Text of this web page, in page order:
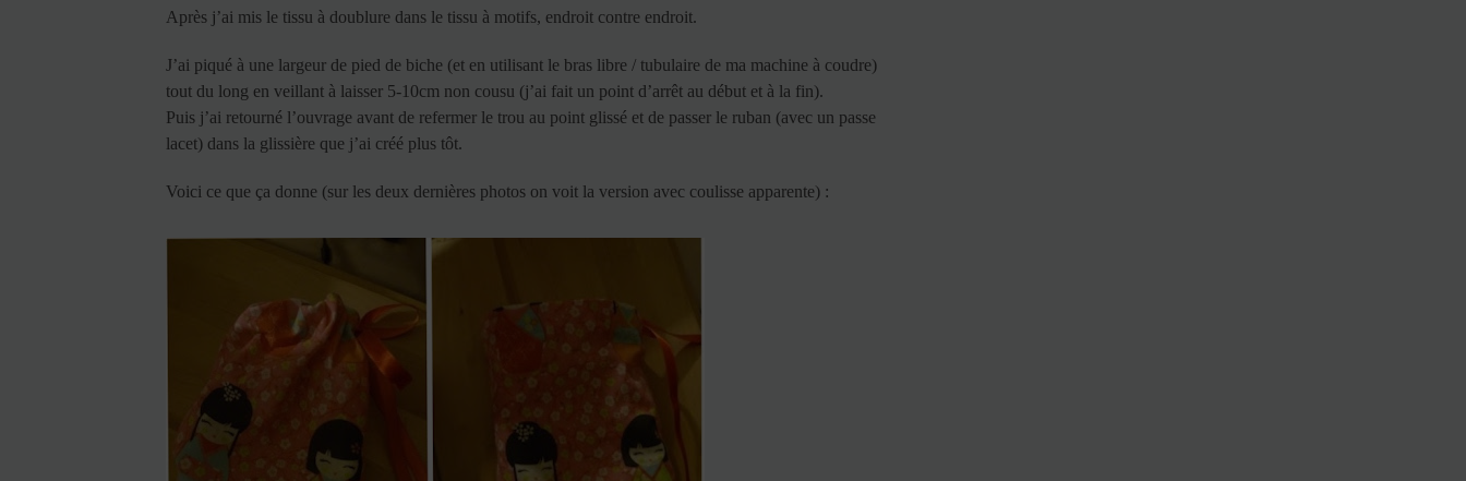
Après j’ai mis le tissu à doublure dans le tissu à motifs, endroit contre endroit.
J’ai piqué à une largeur de pied de biche (et en utilisant le bras libre / tubulaire de ma machine à coudre)
tout du long en veillant à laisser 5-10cm non cousu (j’ai fait un point d’arrêt au début et à la fin).
Puis j’ai retourné l’ouvrage avant de refermer le trou au point glissé et de passer le ruban (avec un passe
lacet) dans la glissière que j’ai créé plus tôt.
Voici ce que ça donne (sur les deux dernières photos on voit la version avec coulisse apparente) :